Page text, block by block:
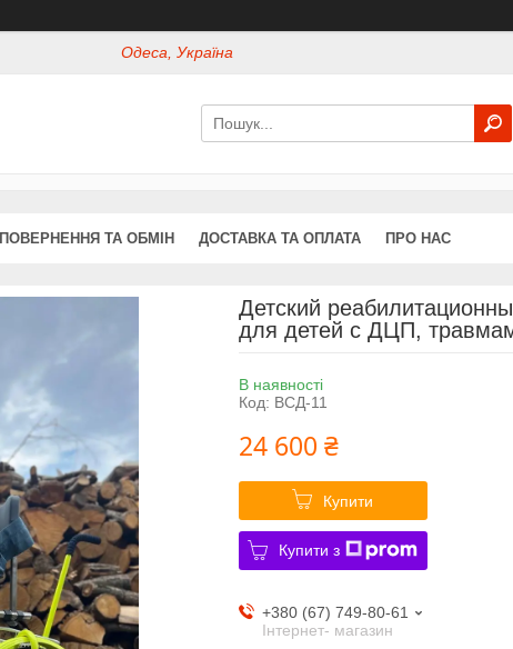
Одеса, Україна
ПОВЕРНЕННЯ ТА ОБМІН ДОСТАВКА ТА ОПЛАТА ПРО НАС
Детский
для детей с ДЦП,
В наявності
Код: ВСД-11
24 600 ₴
Купити
Купити з
+380 (67) 749-80-61
Інтернет- магазин